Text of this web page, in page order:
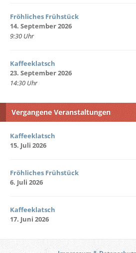
Fröhliches Frühstück
14. September 2026
9:30 Uhr
Kaffeeklatsch
23. September 2026
14:30 Uhr
Vergangene Veranstaltungen
Kaffeeklatsch
15. Juli 2026
Fröhliches Frühstück
6. Juli 2026
Kaffeeklatsch
17. Juni 2026